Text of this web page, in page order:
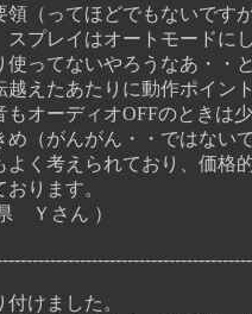
ってほどでもないですが
プレイはオートモードに
てないやろうなあ・・と
えたあたりに動作ポイン
ーディオOFFのときは少
がんがん・・ではないで
考えられており、価格的
ります。
Ｙさん ）
けました。